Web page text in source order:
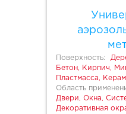
Поверхность:
Бетон, Кирпич,
Пластмасса,
Область
Двери, Окна,
Декоративная